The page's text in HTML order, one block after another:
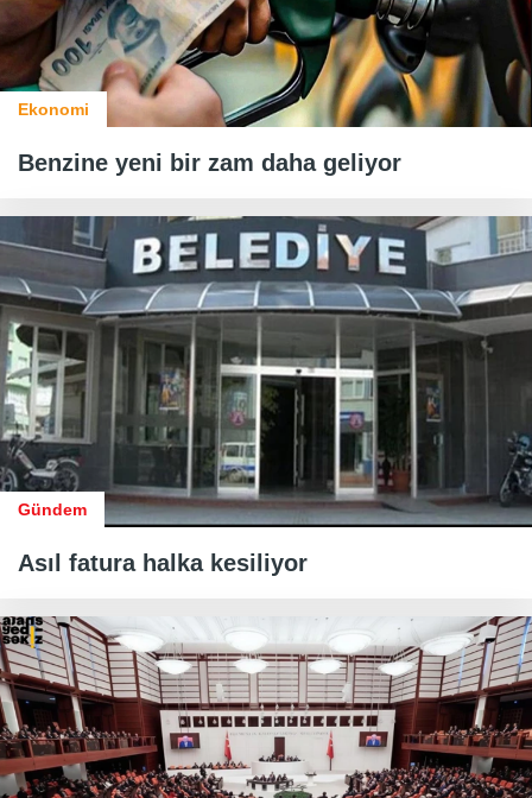
Ekonomi
Benzine yeni bir zam daha geliyor
Gündem
Asıl fatura halka kesiliyor